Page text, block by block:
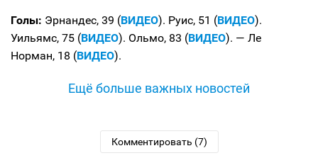
Голы: Эрнандес, 39 (ВИДЕО). Руис, 51 (ВИДЕО).
Уильямс, 75 (ВИДЕО). Ольмо, 83 (ВИДЕО). — Ле
Норман, 18 (ВИДЕО).
Ещё больше важных новостей
Комментировать (7)